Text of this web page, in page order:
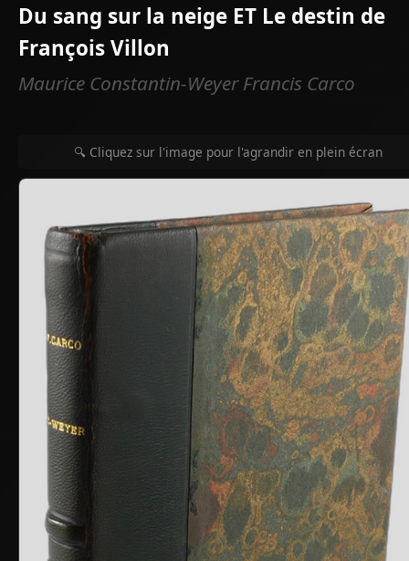
Du sang sur la neige ET Le destin de
François Villon
Maurice Constantin-Weyer Francis Carco
🔍 Cliquez sur l'image pour l'agrandir en plein écran